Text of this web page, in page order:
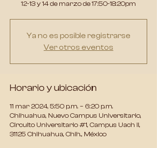
12-13 y 14 de marzo de 17:50-18:20pm
Ya no es posible registrarse
Ver otros eventos
Horario y ubicación
11 mar 2024, 5:50 p.m. – 6:20 p.m.
Chihuahua, Nuevo Campus Universitario,
Circuito Universitario #1, Campus Uach II,
31125 Chihuahua, Chih., México